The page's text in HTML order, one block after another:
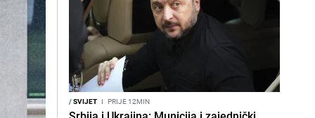
/SVIJET I PRIJE 12MIN